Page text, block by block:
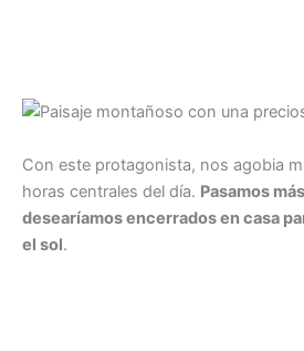
Con este protagonista, nos agobia
horas centrales del día. Pasamos
desearíamos encerrados en casa
el sol.